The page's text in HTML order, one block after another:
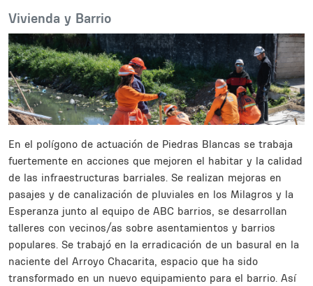
Vivienda y Barrio
En el polígono de actuación de Piedras Blancas se trabaja
fuertemente en acciones que mejoren el habitar y la calidad
de las infraestructuras barriales. Se realizan mejoras en
pasajes y de canalización de pluviales en los Milagros y la
Esperanza junto al equipo de ABC barrios, se desarrollan
talleres con vecinos/as sobre asentamientos y barrios
populares. Se trabajó en la erradicación de un basural en la
naciente del Arroyo Chacarita, espacio que ha sido
transformado en un nuevo equipamiento para el barrio. Así